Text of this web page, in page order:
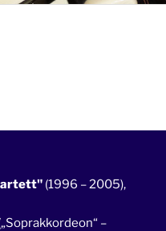
(1996 – 2005),
–